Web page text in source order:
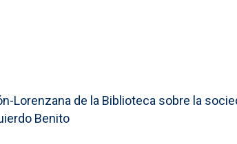
Lorenzana de la Biblioteca sobre la
Benito